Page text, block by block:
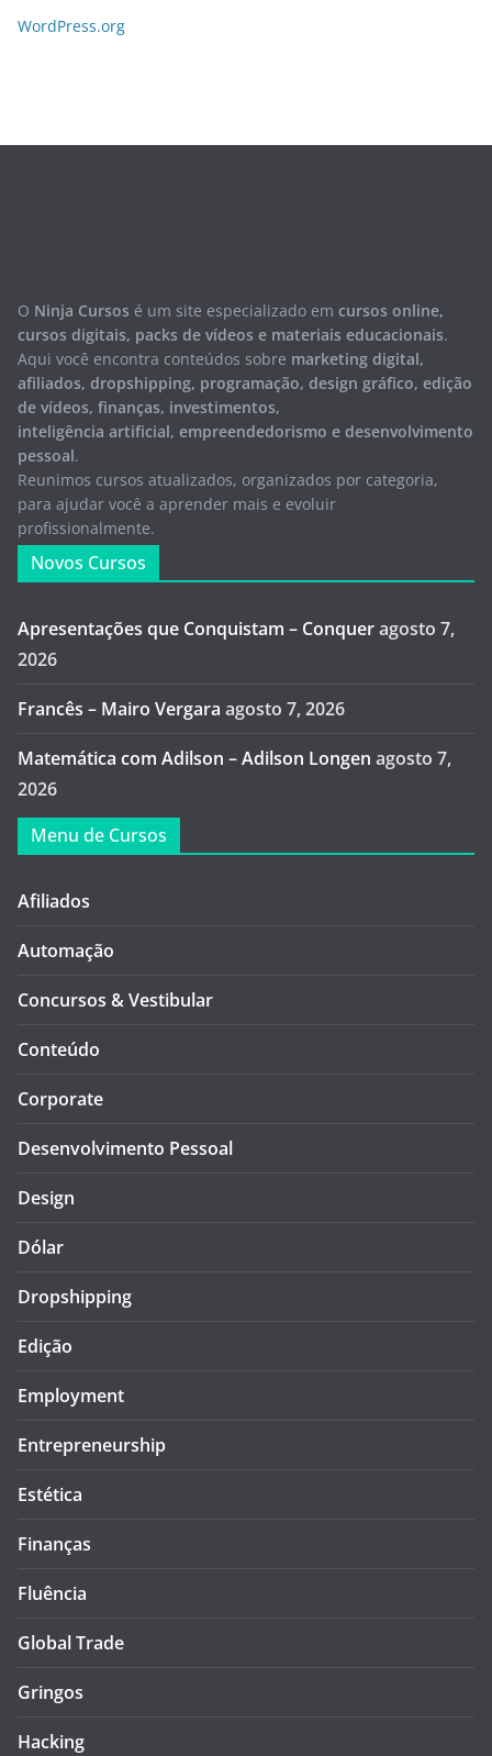
WordPress.org
O Ninja Cursos é um site especializado em cursos online,
cursos digitais, packs de vídeos e materiais educacionais.
Aqui você encontra conteúdos sobre marketing digital,
afiliados, dropshipping, programação, design gráfico, edição
de vídeos, finanças, investimentos,
inteligência artificial, empreendedorismo e desenvolvimento
pessoal.
Reunimos cursos atualizados, organizados por categoria,
para ajudar você a aprender mais e evoluir
profissionalmente.
Novos Cursos
Apresentações que Conquistam – Conqueragosto 7,
2026
Francês – Mairo Vergara agosto 7, 2026
Matemática com Adilson – Adilson Longen agosto 7,
2026
Menu de Cursos
Afiliados
Automação
Concursos & Vestibular
Conteúdo
Corporate
Desenvolvimento Pessoal
Design
Dólar
Dropshipping
Edição
Employment
Entrepreneurship
Estética
Finanças
Fluência
Global Trade
Gringos
Hacking